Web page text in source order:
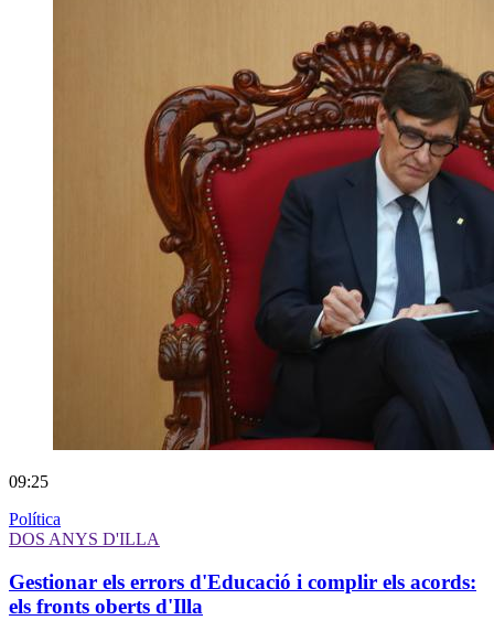
09:25
Política
DOS ANYS D'ILLA
Gestionar els errors d'Educació i complir els acords:
els fronts oberts d'Illa